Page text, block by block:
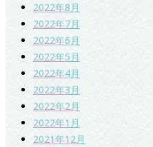
2022年8月
2022年7月
2022年6月
2022年5月
2022年4月
2022年3月
2022年2月
2022年1月
2021年12月